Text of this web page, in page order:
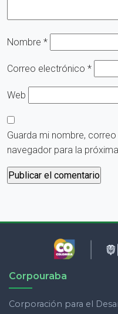
Nombre *
Correo electrónico *
Web
Guarda mi nombre,
navegador para la
Corpouraba
Corporación para el